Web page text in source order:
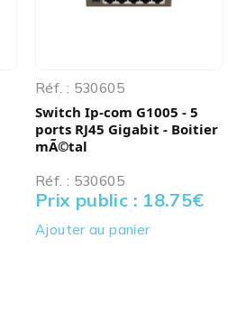
Réf. : 530605
Switch Ip-com G1005 - 5
ports RJ45 Gigabit - Boitier
mÃ©tal
Réf. : 530605
Prix public : 18.75€
Ajouter au panier